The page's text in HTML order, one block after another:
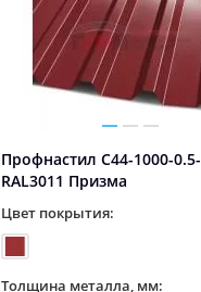
Профнастил С44-1000-0.5-
RAL3011 Призма
Цвет покрытия:
Толщина металла, мм: